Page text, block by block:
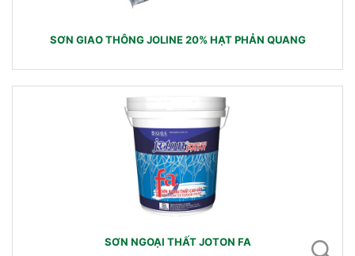
SƠN GIAO THÔNG JOLINE 20% HẠT PHẢN QUANG
SƠN NGOẠI THẤT JOTON FA